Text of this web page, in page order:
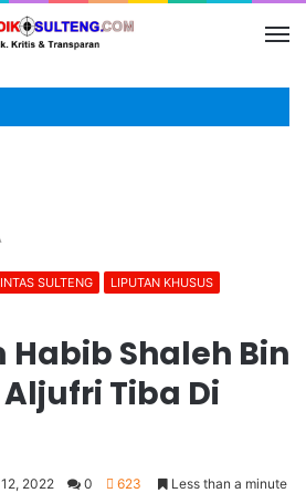
SULTENG
LIPUTAN KHUSUS
Shaleh Bin
Tiba Di
2022 0 623 Less than a minute